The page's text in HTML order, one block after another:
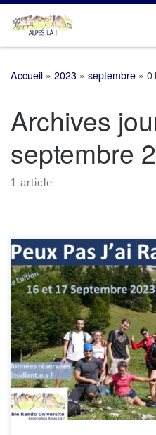
Passer au contenu
Accueil » 2023 » septembre » 01
Archives
septembre
1 article
La 5ème édition de
rentrée étudiante en
dimanche 16 et 17
randonnées proposées aux